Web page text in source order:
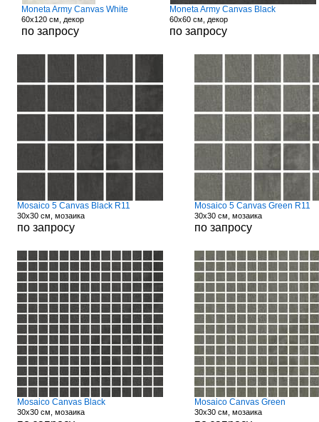
Moneta Army Canvas White
60x120 см, декор
по запросу
Moneta Army Canvas Black
60x60 см, декор
по запросу
Mosaico 5 Canvas Black R11
30x30 см, мозаика
по запросу
Mosaico 5 Canvas Green R11
30x30 см, мозаика
по запросу
Mosaico Canvas Black
30x30 см, мозаика
Mosaico Canvas Green
30x30 см, мозаика